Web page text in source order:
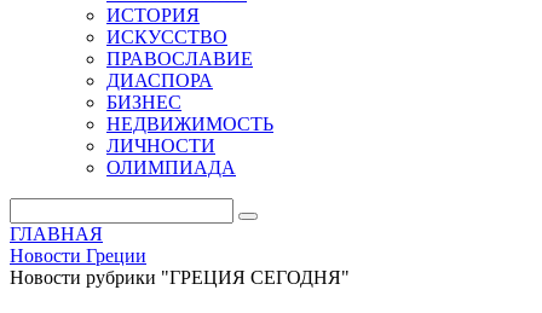
ИСТОРИЯ
ИСКУССТВО
ПРАВОСЛАВИЕ
ДИАСПОРА
БИЗНЕС
НЕДВИЖИМОСТЬ
ЛИЧНОСТИ
ОЛИМПИАДА
ГЛАВНАЯ
Новости Греции
Новости рубрики "ГРЕЦИЯ СЕГОДНЯ"